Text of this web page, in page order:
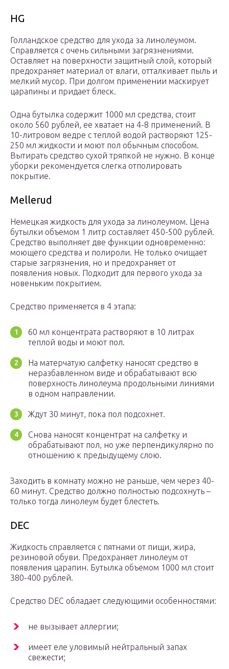
HG
Голландское средство для ухода за линолеумом.
Справляется с очень сильными загрязнениями.
Оставляет на поверхности защитный слой, который
предохраняет материал от влаги, отталкивает пыль и
мелкий мусор. При долгом применении маскирует
царапины и придает блеск.
Одна бутылка содержит 1000 мл средства, стоит
около 560 рублей, ее хватает на 4-8 применений. В
10-литровом ведре с теплой водой растворяют 125-
250 мл жидкости и моют пол обычным способом.
Вытирать средство сухой тряпкой не нужно. В конце
уборки рекомендуется слегка отполировать
покрытие.
Mellerud
Немецкая жидкость для ухода за линолеумом. Цена
бутылки объемом 1 литр составляет 450-500 рублей.
Средство выполняет две функции одновременно:
моющего средства и полироли. Не только очищает
старые загрязнения, но и предохраняет от
появления новых. Подходит для первого ухода за
новеньким покрытием.
Средство применяется в 4 этапа:
60 мл концентрата растворяют в 10 литрах
теплой воды и моют пол.
На матерчатую салфетку наносят средство в
неразбавленном виде и обрабатывают всю
поверхность линолеума продольными линиями
в одном направлении.
Ждут 30 минут, пока пол подсохнет.
Снова наносят концентрат на салфетку и
обрабатывают пол, но уже перпендикулярно по
отношению к предыдущему слою.
Заходить в комнату можно не раньше, чем через 40-
60 минут. Средство должно полностью подсохнуть –
только тогда линолеум будет блестеть.
DEC
Жидкость справляется с пятнами от пищи, жира,
резиновой обуви. Предохраняет линолеум от
появления царапин. Бутылка объемом 1000 мл стоит
380-400 рублей.
Средство DEC обладает следующими особенностями:
не вызывает аллергии;
имеет еле уловимый нейтральный запах
свежести;